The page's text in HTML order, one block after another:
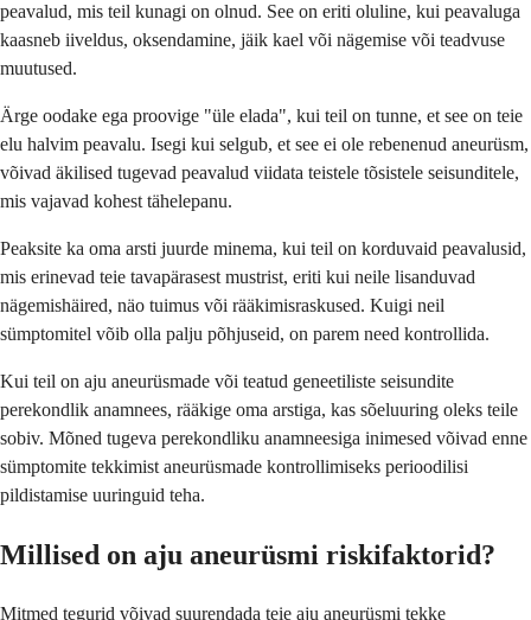
peavalud, mis teil kunagi on olnud. See on eriti oluline, kui peavaluga
kaasneb iiveldus, oksendamine, jäik kael või nägemise või teadvuse
muutused.
Ärge oodake ega proovige "üle elada", kui teil on tunne, et see on teie
elu halvim peavalu. Isegi kui selgub, et see ei ole rebenenud aneurüsm,
võivad äkilised tugevad peavalud viidata teistele tõsistele seisunditele,
mis vajavad kohest tähelepanu.
Peaksite ka oma arsti juurde minema, kui teil on korduvaid peavalusid,
mis erinevad teie tavapärasest mustrist, eriti kui neile lisanduvad
nägemishäired, näo tuimus või rääkimisraskused. Kuigi neil
sümptomitel võib olla palju põhjuseid, on parem need kontrollida.
Kui teil on aju aneurüsmade või teatud geneetiliste seisundite
perekondlik anamnees, rääkige oma arstiga, kas sõeluuring oleks teile
sobiv. Mõned tugeva perekondliku anamneesiga inimesed võivad enne
sümptomite tekkimist aneurüsmade kontrollimiseks perioodilisi
pildistamise uuringuid teha.
Millised on aju aneurüsmi riskifaktorid?
Mitmed tegurid võivad suurendada teie aju aneurüsmi tekke